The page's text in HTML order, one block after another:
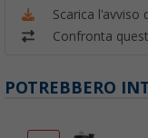
Scarica l'avviso
Confronta
POTREBBERO